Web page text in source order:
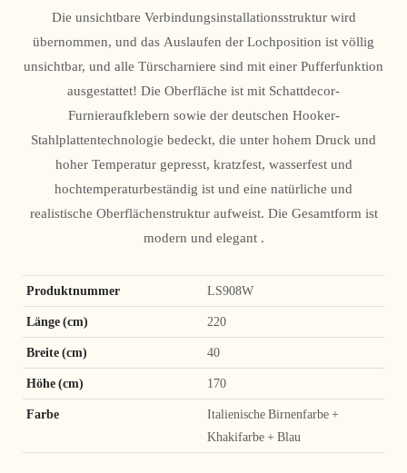
Die unsichtbare Verbindungsinstallationsstruktur wird
übernommen, und das Auslaufen der Lochposition ist völlig
unsichtbar, und alle Türscharniere sind mit einer Pufferfunktion
ausgestattet! Die Oberfläche ist mit Schattdecor-
Furnieraufklebern sowie der deutschen Hooker-
Stahlplattentechnologie bedeckt, die unter hohem Druck und
hoher Temperatur gepresst, kratzfest, wasserfest und
hochtemperaturbeständig ist und eine natürliche und
realistische Oberflächenstruktur aufweist. Die Gesamtform ist
modern und elegant .
Produktnummer LS908W
Länge (cm) 220
Breite (cm) 40
Höhe (cm) 170
Farbe
Italienische Birnenfarbe +
Khakifarbe + Blau